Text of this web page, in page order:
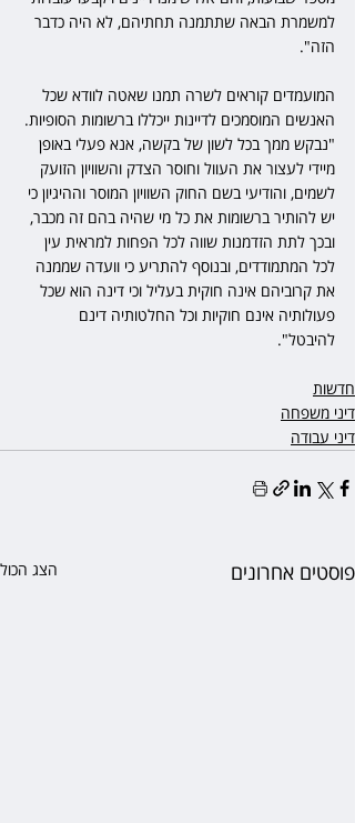
למשמרת הבאה שתתמנה תחתיהם, לא היה כדבר
הזה".
המועמדים קוראים לשרה תמנו שאטה לוודא שכל
האנשים המוסמכים לדיינות ייכללו ברשומות הסופיות.
"נבקש ממך בכל לשון של בקשה, אנא פעלי באופן
מיידי לעצור את העוול וחוסר הצדק והשוויון הזועק
לשמים, והודיעי בשם החוק השוויון המוסר וההיגיון כי
יש להותיר ברשומות את כל מי שהיה בהם זה מכבר,
ובכך לתת הזדמנות שווה לכל הפחות למראית עין
לכל המתמודדים, ובנוסף להתריע כי וועדה שממנה
את קרוביהם אינה חוקית בעליל וכי דינה הוא שכל
פעולותיה אינם חוקיות וכל החלטותיה דינם
להיבטל".
חדשות
דיני משפחה
דיני עבודה
פוסטים אחרונים הצג הכול